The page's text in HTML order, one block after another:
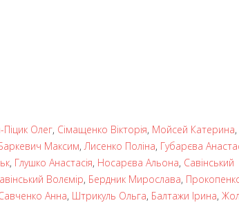
Піцик Олег, Сімащенко Вікторія, Мойсей Катерина,
Максим,Лисенко Поліна, Губарєва
, Глушко Анастасія, Носарєва Альона, Савінський
Волємір, Бердник Мирослава,
Анна, Штрикуль Ольга, Балтажи Ірина,